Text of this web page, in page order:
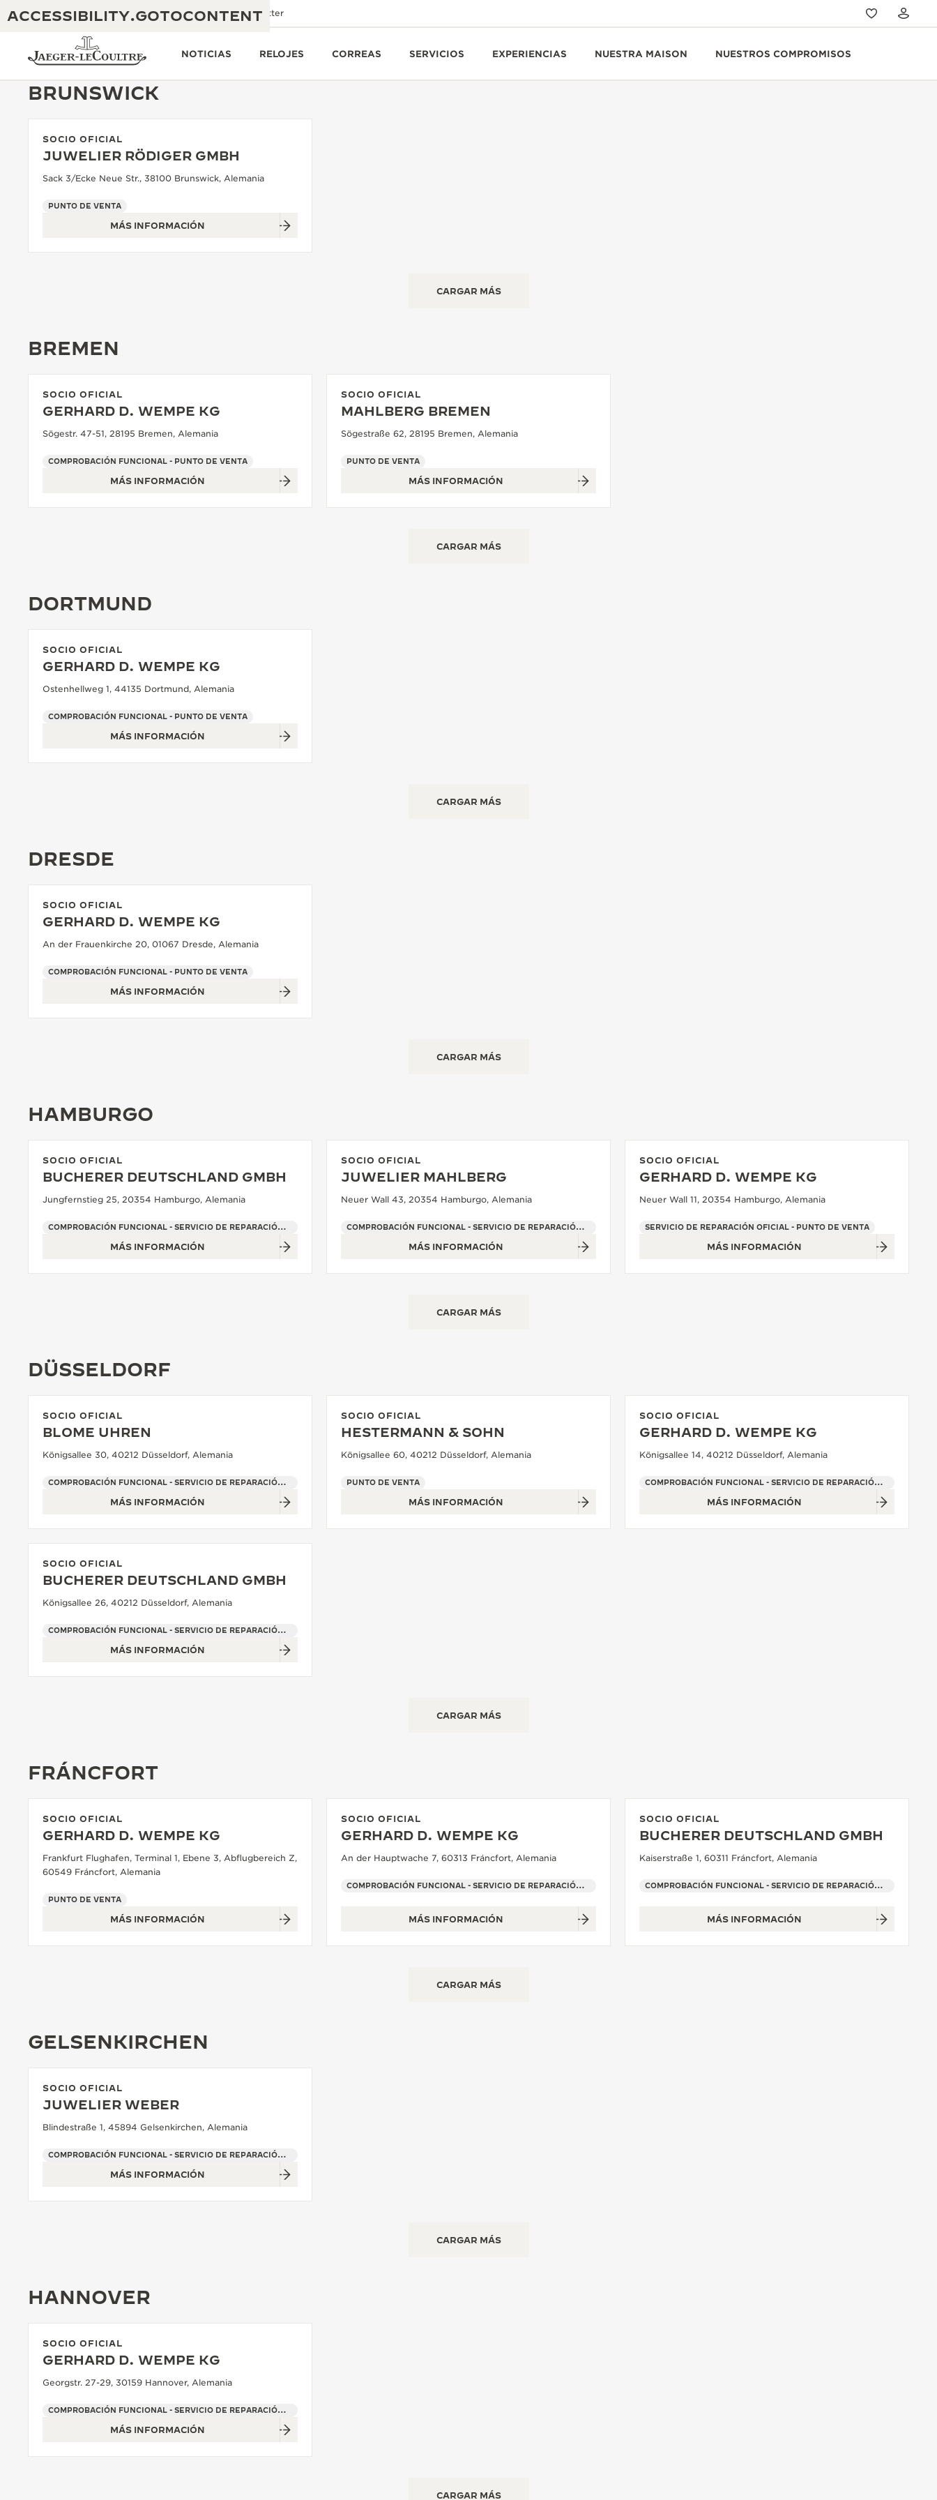
ACCESSIBILITY.GOTOCONTENT
Escríbenos Boutiques Newsletter
NOTICIAS RELOJES CORREAS SERVICIOS EXPERIENCIAS NUESTRA MAISON NUESTROS COMPROMISOS
GARANTÍA DE JAEGER-LECOULTRE
THE GOLDEN RATIO MUSICAL SHOW
THE REVERSO 1931 CAFÉ
TIMEKEEPER
THE SOUND MAKER
LA ODISEA ESTELAR
THE PRECISION PIONEER
VER TODOS LOS EVENTOS
EXCELENCIA: MÁS DE 190 AÑOS
CREATIVIDAD: MÁS DE 430 PATENTES
INGENIO: MÁS DE 1400 CALIBRES
BRUNSWICK
SOCIO OFICIAL
JUWELIER RÖDIGER GMBH
Sack 3/Ecke Neue Str., 38100 Brunswick, Alemania
PUNTO DE VENTA
MÁS INFORMACIÓN
CARGAR MÁS
BREMEN
SOCIO OFICIAL
GERHARD D. WEMPE KG
Sögestr. 47-51, 28195 Bremen, Alemania
COMPROBACIÓN FUNCIONAL - PUNTO DE VENTA
MÁS INFORMACIÓN
SOCIO OFICIAL
MAHLBERG BREMEN
Sögestraße 62, 28195 Bremen, Alemania
PUNTO DE VENTA
MÁS INFORMACIÓN
CARGAR MÁS
DORTMUND
SOCIO OFICIAL
GERHARD D. WEMPE KG
Ostenhellweg 1, 44135 Dortmund, Alemania
COMPROBACIÓN FUNCIONAL - PUNTO DE VENTA
MÁS INFORMACIÓN
CARGAR MÁS
DRESDE
SOCIO OFICIAL
GERHARD D. WEMPE KG
An der Frauenkirche 20, 01067 Dresde, Alemania
COMPROBACIÓN FUNCIONAL - PUNTO DE VENTA
MÁS INFORMACIÓN
CARGAR MÁS
HAMBURGO
SOCIO OFICIAL
BUCHERER DEUTSCHLAND GMBH
Jungfernstieg 25, 20354 Hamburgo, Alemania
COMPROBACIÓN FUNCIONAL - SERVICIO DE REPARACIÓN OFICIAL - PUNTO DE VENTA
MÁS INFORMACIÓN
SOCIO OFICIAL
JUWELIER MAHLBERG
Neuer Wall 43, 20354 Hamburgo, Alemania
COMPROBACIÓN FUNCIONAL - SERVICIO DE REPARACIÓN OFICIAL - PUNTO DE VENTA
MÁS INFORMACIÓN
SOCIO OFICIAL
GERHARD D. WEMPE KG
Neuer Wall 11, 20354 Hamburgo, Alemania
SERVICIO DE REPARACIÓN OFICIAL - PUNTO DE VENTA
MÁS INFORMACIÓN
CARGAR MÁS
DÜSSELDORF
SOCIO OFICIAL
BLOME UHREN
Königsallee 30, 40212 Düsseldorf, Alemania
COMPROBACIÓN FUNCIONAL - SERVICIO DE REPARACIÓN OFICIAL - PUNTO DE VENTA
MÁS INFORMACIÓN
SOCIO OFICIAL
HESTERMANN & SOHN
Königsallee 60, 40212 Düsseldorf, Alemania
PUNTO DE VENTA
MÁS INFORMACIÓN
SOCIO OFICIAL
GERHARD D. WEMPE KG
Königsallee 14, 40212 Düsseldorf, Alemania
COMPROBACIÓN FUNCIONAL - SERVICIO DE REPARACIÓN OFICIAL - PUNTO DE VENTA
MÁS INFORMACIÓN
SOCIO OFICIAL
BUCHERER DEUTSCHLAND GMBH
Königsallee 26, 40212 Düsseldorf, Alemania
COMPROBACIÓN FUNCIONAL - SERVICIO DE REPARACIÓN OFICIAL - PUNTO DE VENTA
MÁS INFORMACIÓN
CARGAR MÁS
FRÁNCFORT
SOCIO OFICIAL
GERHARD D. WEMPE KG
Frankfurt Flughafen, Terminal 1, Ebene 3, Abflugbereich Z,
60549 Fráncfort, Alemania
PUNTO DE VENTA
MÁS INFORMACIÓN
SOCIO OFICIAL
GERHARD D. WEMPE KG
An der Hauptwache 7, 60313 Fráncfort, Alemania
COMPROBACIÓN FUNCIONAL - SERVICIO DE REPARACIÓN OFICIAL - PUNTO DE VENTA
MÁS INFORMACIÓN
SOCIO OFICIAL
BUCHERER DEUTSCHLAND GMBH
Kaiserstraße 1, 60311 Fráncfort, Alemania
COMPROBACIÓN FUNCIONAL - SERVICIO DE REPARACIÓN OFICIAL - PUNTO DE VENTA
MÁS INFORMACIÓN
CARGAR MÁS
GELSENKIRCHEN
SOCIO OFICIAL
JUWELIER WEBER
Blindestraße 1, 45894 Gelsenkirchen, Alemania
COMPROBACIÓN FUNCIONAL - SERVICIO DE REPARACIÓN OFICIAL - PUNTO DE VENTA
MÁS INFORMACIÓN
CARGAR MÁS
HANNOVER
SOCIO OFICIAL
GERHARD D. WEMPE KG
Georgstr. 27-29, 30159 Hannover, Alemania
COMPROBACIÓN FUNCIONAL - SERVICIO DE REPARACIÓN OFICIAL - PUNTO DE VENTA
MÁS INFORMACIÓN
CARGAR MÁS